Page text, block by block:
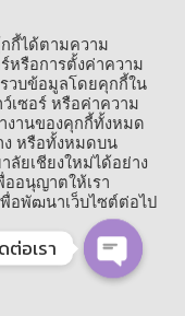
Chiang Mai
กี้ได้ตามความ
หรือการตั้งค่าความ
วบข้อมูลโดยคุกกี้ใน
เซอร์ หรือค่าความ
งานของคุกกี้ทั้งหมด
ง หรือทั้งหมดบน
ยเชียงใหม่ได้อย่าง
อนุญาตให้เรา
อพัฒนาเว็บไซต์ต่อไป
ต่อเรา
OPEN